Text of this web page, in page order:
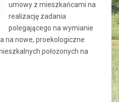
umowy z mieszkańcami na
realizację zadania
polegającego na wymianie
na nowe, proekologiczne
położonych na